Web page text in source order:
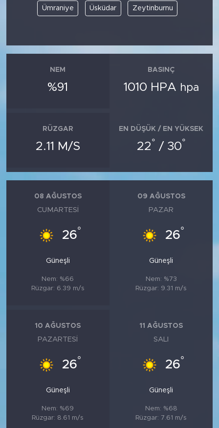
Ümraniye Üsküdar Zeytinburnu
NEM
%91
BASINÇ
1010 HPA hpa
RÜZGAR
2.11 M/S
EN DÜŞÜK / EN YÜKSEK
22° / 30°
08 AĞUSTOS
CUMARTESI
26°
Güneşli
Nem: %66
Rüzgar: 6.39 m/s
09 AĞUSTOS
PAZAR
26°
Güneşli
Nem: %73
Rüzgar: 9.31 m/s
10 AĞUSTOS
PAZARTESI
26°
Güneşli
Nem: %69
Rüzgar: 8.61 m/s
11 AĞUSTOS
SALI
26°
Güneşli
Nem: %68
Rüzgar: 7.61 m/s